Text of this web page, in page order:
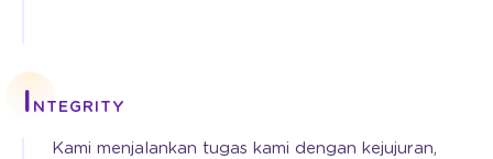
I NTEGRITY
Kami menjalankan tugas kami dengan kejujuran,